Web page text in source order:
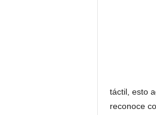
táctil, esto
reconoce